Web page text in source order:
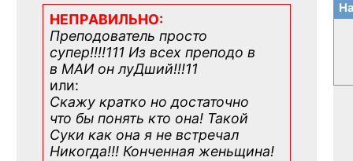
НЕПРАВИЛЬНО:
Преподователь просто
супер!!!!111 Из всех преподо в
в МАИ он луДший!!!11
или:
Скажу кратко но достаточно
что бы понять кто она! Такой
Суки как она я не встречал
Никогда!!! Конченная женьщина!